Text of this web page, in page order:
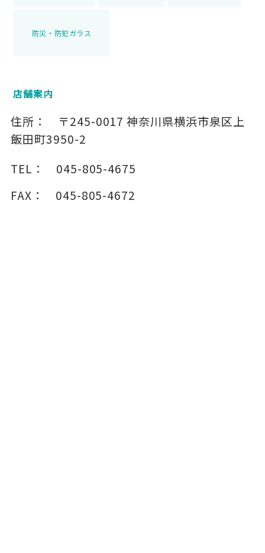
防災・防犯ガラス
店舗案内
住所： 〒245-0017 神奈川県横浜市泉区上
飯田町3950-2
TEL：
045-805-4675
FAX：
045-805-4672